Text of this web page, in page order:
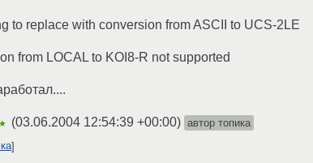
to replace with conversion from ASCII to UCS-2LE
from LOCAL to KOI8-R not supported
★ (03.06.2004 12:54:39 +00:00) автор топика